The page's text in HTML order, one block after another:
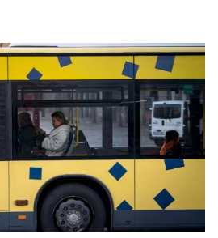
Ourense, plata en el